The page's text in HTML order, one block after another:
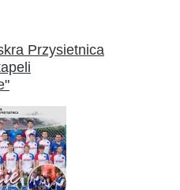
Przysietnica